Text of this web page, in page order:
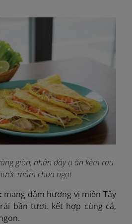
giòn, nhân đầy ụ ăn kèm rau
mắm chua ngọt
mang đậm hương vị miền Tây
bần tươi, kết hợp cùng cá,